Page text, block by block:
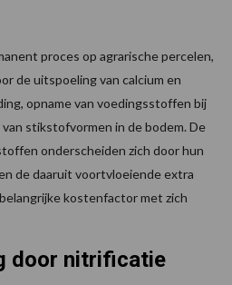
proces op agrarische percelen,
de uitspoeling van calcium en
opname van voedingsstoffen bij
stikstofvormen in de bodem. De
onderscheiden zich door hun
de daaruit voortvloeiende extra
kostenfactor met zich
door nitrificatie